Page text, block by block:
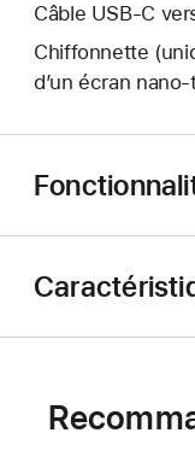
Câble USB-C
Chiffonnette
d’un écran